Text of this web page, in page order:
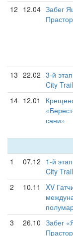
12 12.04 Забег
13 22.02 3-й
City Trail
14 12.01
сани»
1
07.12 1-й
City Trail
2
10.11
XV
3 26.10 Забег